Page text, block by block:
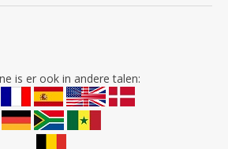
is er ook in andere talen: